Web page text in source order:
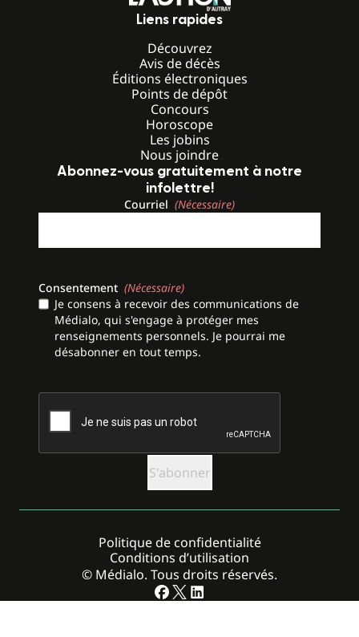
Liens rapides
Découvrez
Avis de décès
Éditions électroniques
Points de dépôt
Concours
Horoscope
Les jobins
Nous joindre
Abonnez-vous gratuitement à notre
infolettre!
Courriel (Nécessaire)
Consentement (Nécessaire)
Je consens à recevoir des communications de
Médialo, qui s'engage à protéger mes
renseignements personnels. Je pourrai me
désabonner en tout temps.
© Médialo. Tous droits réservés.
Politique de confidentialité
Conditions d’utilisation